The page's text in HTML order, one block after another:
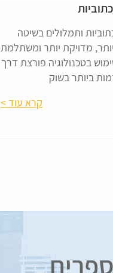
ותמלולים בשיטה
מדויקת יותר ומשתלמת
בטכנולוגיה פורצת דרך
ביותר בשוק
קרא עוד >